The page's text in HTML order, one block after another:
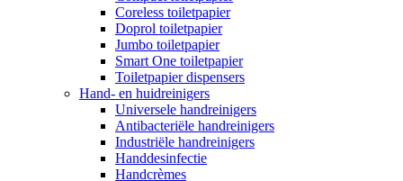
Coreless toiletpapier
Doprol toiletpapier
Jumbo toiletpapier
Smart One toiletpapier
Toiletpapier dispensers
Hand- en huidreinigers
Universele handreinigers
Antibacteriële handreinigers
Industriële handreinigers
Handdesinfectie
Handcrèmes